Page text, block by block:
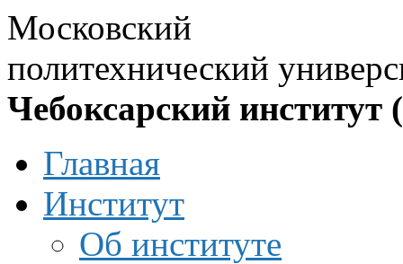
Московский
политехнический
Чебоксарский институт
Главная
Институт
Об институте